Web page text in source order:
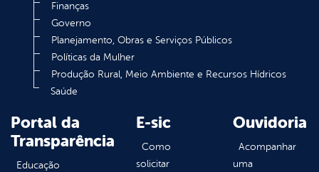
Finanças
Governo
Planejamento, Obras e Serviços Públicos
Políticas da Mulher
Produção Rural, Meio Ambiente e Recursos Hídricos
Saúde
Portal da
Transparência
Educação
E-sic
Como
solicitar
Ouvidoria
Acompanhar
uma